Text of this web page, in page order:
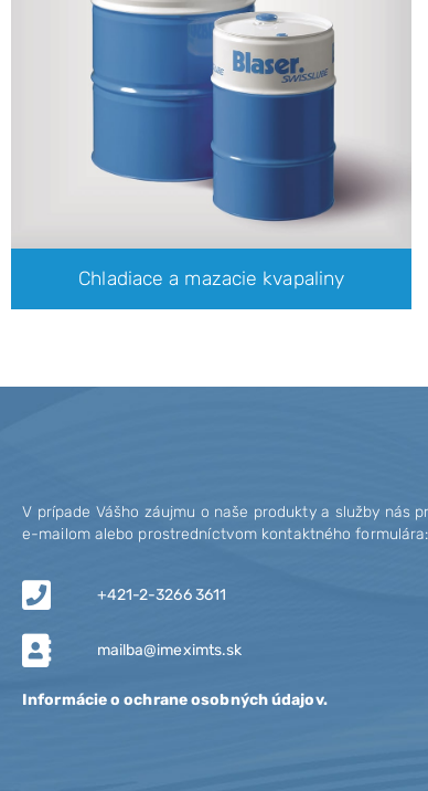
Chladiace a mazacie kvapaliny
V prípade Vášho záujmu o naše produkty a služby nás
e-mailom alebo prostredníctvom kontaktného formulára:
+421-2-3266 3611
mailba@imeximts.sk
Informácie o ochrane osobných údajov.